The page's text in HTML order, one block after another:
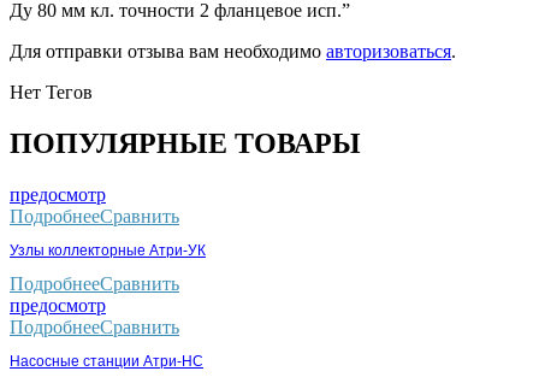
Ду 80 мм кл. точности 2 фланцевое исп.”
Для отправки отзыва вам необходимо авторизоваться.
Нет Тегов
ПОПУЛЯРНЫЕ ТОВАРЫ
предосмотр
ПодробнееСравнить
Узлы коллекторные Атри-УК
ПодробнееСравнить
предосмотр
ПодробнееСравнить
Насосные станции Атри-НС